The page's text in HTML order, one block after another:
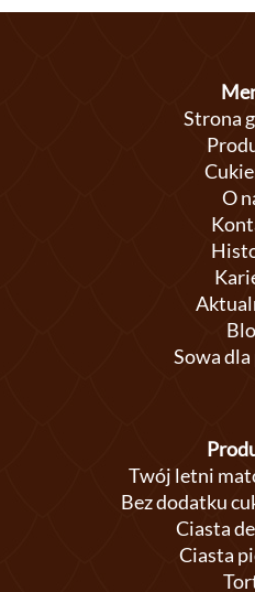
Strona
O
Sowa
Twój letni
Bez dodatku
Ciasta
Ciasta